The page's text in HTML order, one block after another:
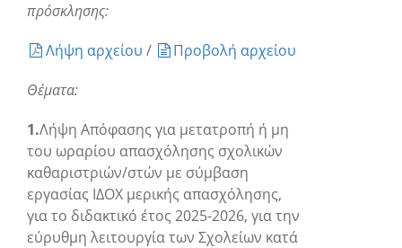
πρόσκλησης:
Λήψη αρχείου /
Προβολή αρχείου
Θέματα:
1.Λήψη Απόφασης για μετατροπή ή μη
του ωραρίου απασχόλησης σχολικών
καθαριστριών/στών με σύμβαση
εργασίας ΙΔΟΧ μερικής απασχόλησης,
για το διδακτικό έτος 2025-2026, για την
εύρυθμη λειτουργία των Σχολείων κατά